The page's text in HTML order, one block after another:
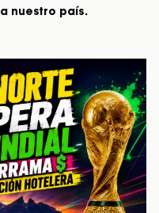
nuestro país.